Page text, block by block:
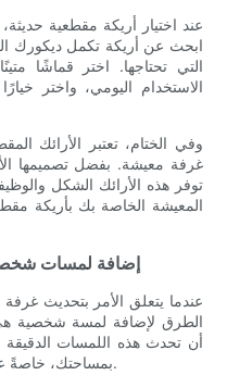
عند اختيار أريكة مقطعية
ابحث عن أريكة تكمل ديكورك
التي تحتاجها. اختر قماشًا
الاستخدام اليومي، واختر
وفي الختام، تعتبر الأرائك
غرفة معيشة. بفضل تصميمها
توفر هذه الأرائك الشكل
المعيشة الخاصة بك بأريكة
- إضافة لمسات
عندما يتعلق الأمر بتحديث
الطرق لإضافة لمسة شخصية هي
أن تحدث هذه اللمسات الدقيقة
بمساحتك، خاصةً عند إقرانها بأرائك مقطعية حديثة وأنيقة.